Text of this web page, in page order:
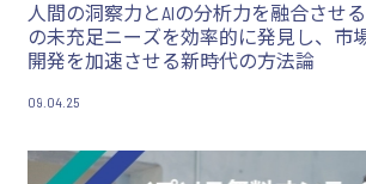
人間の洞察力とAIの分析力を融合させ
の未充足ニーズを効率的に発見し、市
開発を加速させる新時代の方法論
09.04.25